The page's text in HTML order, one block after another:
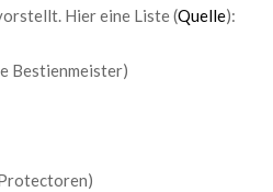
Hier eine Liste (Quelle):
Bestienmeister)